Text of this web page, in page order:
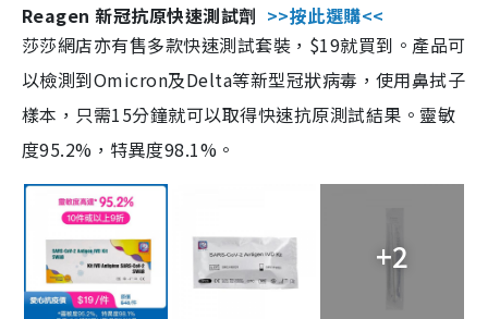
Reagen 新冠抗原快速測試劑 >>按此選購<<
莎莎網店亦有售多款快速測試套裝，$19就買到。產品可
以檢測到Omicron及Delta等新型冠狀病毒，使用鼻拭子
樣本，只需15分鐘就可以取得快速抗原測試結果。靈敏
度95.2%，特異度98.1%。
+2